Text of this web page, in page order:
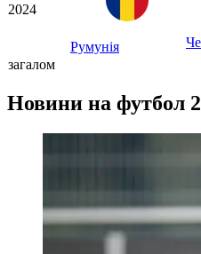
2024
Румунія
загалом
Новини на футбол